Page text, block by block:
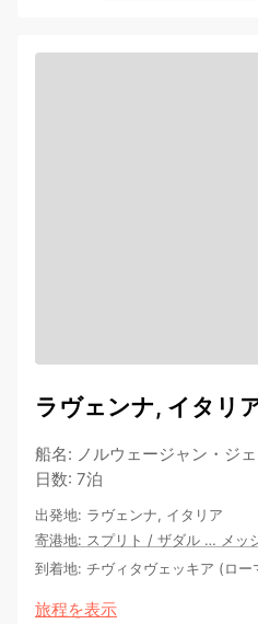
ラヴェンナ, イタリ
船名: ノルウェージャン・ジ
日数: 7泊
出発地: ラヴェンナ, イタリア
寄港地: スプリト / ザダル … メッ
到着地: チヴィタヴェッキア (ロー
旅程を表示